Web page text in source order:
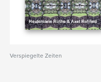
Verspiegelte Zeiten